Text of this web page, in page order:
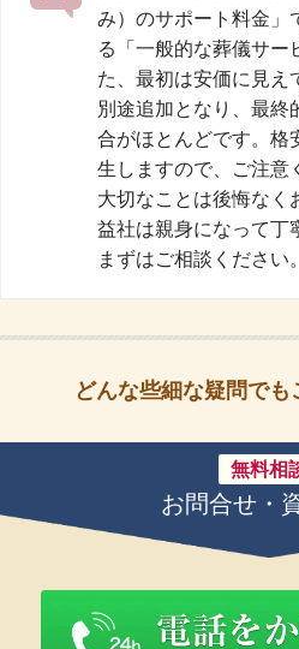
み）のサポート料金」
る「一般的な葬儀サー
た、最初は安価に見え
別途追加となり、最終
合がほとんどです。格
生しますので、ご注意
大切なことは後悔なく
益社は親身になって丁
まずはご相談ください。
どんな些細な疑問でも
無料相
お問合せ・